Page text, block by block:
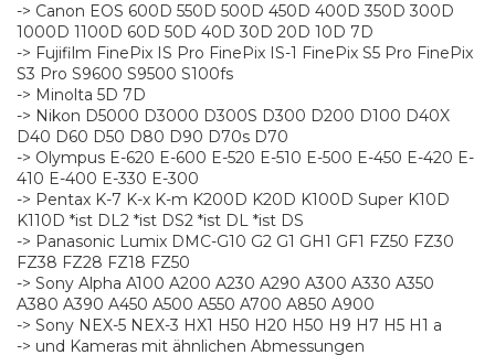
-> Canon EOS 600D 550D 500D 450D 400D 350D 300D
1000D 1100D 60D 50D 40D 30D 20D 10D 7D
-> Fujifilm FinePix IS Pro FinePix IS-1 FinePix S5 Pro FinePix
S3 Pro S9600 S9500 S100fs
-> Minolta 5D 7D
-> Nikon D5000 D3000 D300S D300 D200 D100 D40X
D40 D60 D50 D80 D90 D70s D70
-> Olympus E-620 E-600 E-520 E-510 E-500 E-450 E-420 E-
410 E-400 E-330 E-300
-> Pentax K-7 K-x K-m K200D K20D K100D Super K10D
K110D *ist DL2 *ist DS2 *ist DL *ist DS
-> Panasonic Lumix DMC-G10 G2 G1 GH1 GF1 FZ50 FZ30
FZ38 FZ28 FZ18 FZ50
-> Sony Alpha A100 A200 A230 A290 A300 A330 A350
A380 A390 A450 A500 A550 A700 A850 A900
-> Sony NEX-5 NEX-3 HX1 H50 H20 H50 H9 H7 H5 H1 a
-> und Kameras mit ähnlichen Abmessungen